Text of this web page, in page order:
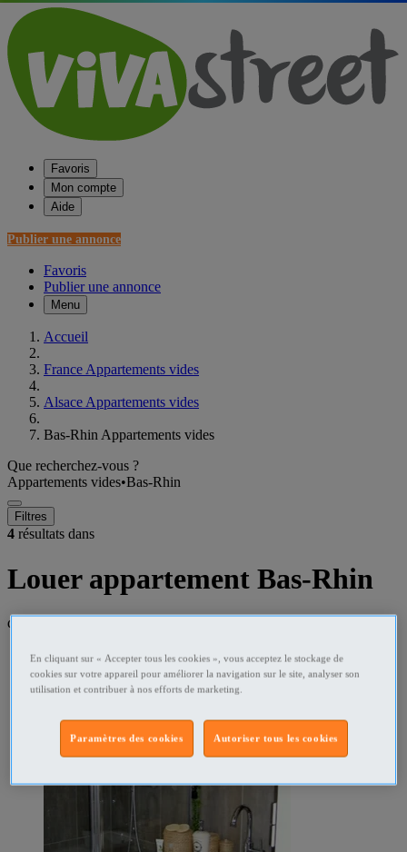
Favoris
Mon compte
Aide
Publier une annonce
Favoris
Publier une annonce
Menu
Accueil
France Appartements vides
Alsace Appartements vides
Bas-Rhin Appartements vides
Que recherchez-vous ?
Appartements vides•Bas-Rhin
Filtres
4 résultats dans
Louer appartement Bas-Rhin
dans un rayon de
En cliquant sur « Accepter tous les cookies », vous acceptez le stockage de
cookies sur votre appareil pour améliorer la navigation sur le site, analyser son
utilisation et contribuer à nos efforts de marketing.
Autoriser tous les cookies
Paramètres des cookies